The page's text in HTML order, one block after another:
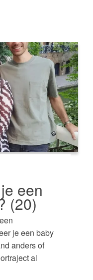
een
(20)
je een baby
anders of
al